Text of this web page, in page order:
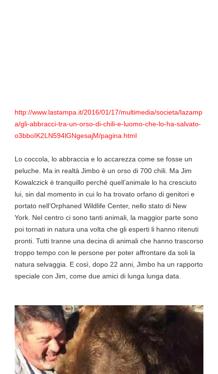
http://www.lastampa.it/2016/01/17/multimedia/societa/lazamp
a/gli-abbracci-tra-un-orso-di-chili-e-luomo-che-lo-ha-salvato-
o3bboIK2LN594lGNgesajM/pagina.html
Lo coccola, lo abbraccia e lo accarezza come se fosse un
peluche. Ma in realtà Jimbo è un orso di 700 chili. Ma Jim
Kowalczick è tranquillo perché quell’animale lo ha cresciuto
lui, sin dal momento in cui lo ha trovato orfano di genitori e
portato nell’Orphaned Wildlife Center, nello stato di New
York. Nel centro ci sono tanti animali, la maggior parte sono
poi tornati in natura una volta che gli esperti li hanno ritenuti
pronti. Tutti tranne una decina di animali che hanno trascorso
troppo tempo con le persone per poter affrontare da soli la
natura selvaggia. E così, dopo 22 anni, Jimbo ha un rapporto
speciale con Jim, come due amici di lunga lunga data.